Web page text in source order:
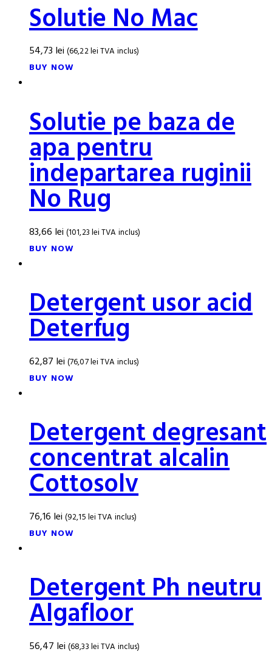
Solutie No Mac
54,73 lei (66,22lei TVA inclus)
BUY NOW
Solutie pe baza de
apa pentru
indepartarea ruginii
No Rug
83,66 lei (101,23 lei TVA inclus)
BUY NOW
Detergent usor acid
Deterfug
62,87 lei (76,07lei TVA inclus)
BUY NOW
Detergent degresant
concentrat alcalin
Cottosolv
76,16 lei (92,15 lei TVA inclus)
BUY NOW
Detergent Ph neutru
Algafloor
56,47 lei (68,33 lei TVA inclus)